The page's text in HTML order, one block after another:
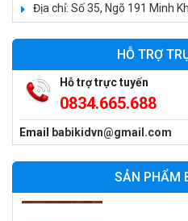
Địa chỉ: Số 35, Ngõ 191 Minh
HỖ TRỢ
Hỗ trợ trực tuyến
0834.665.688
Email babikidvn@gmail.com
SẢN PHẨM
Xe 3 bánh
350.000 ₫
550.000 ₫
950.000 ₫